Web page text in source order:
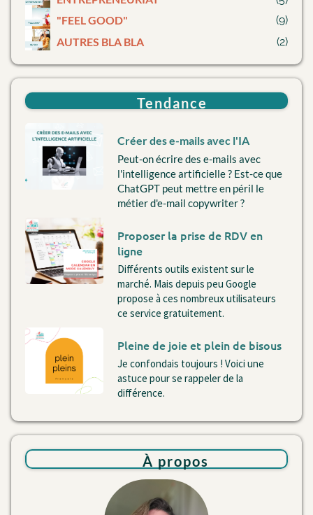
"FEEL GOOD"
(9)
AUTRES BLA BLA
(2)
Tendance
Créer des e-mails avec l'IA
Peut-on écrire des e-mails avec
l'intelligence artificielle ? Est-ce que
ChatGPT peut mettre en péril le
métier d'e-mail copywriter ?
Proposer la prise de RDV en
ligne
Différents outils existent sur le
marché. Mais depuis peu Google
propose à ces nombreux utilisateurs
ce service gratuitement.
Pleine de joie et plein de bisous
Je confondais toujours ! Voici une
astuce pour se rappeler de la
différence.
À propos